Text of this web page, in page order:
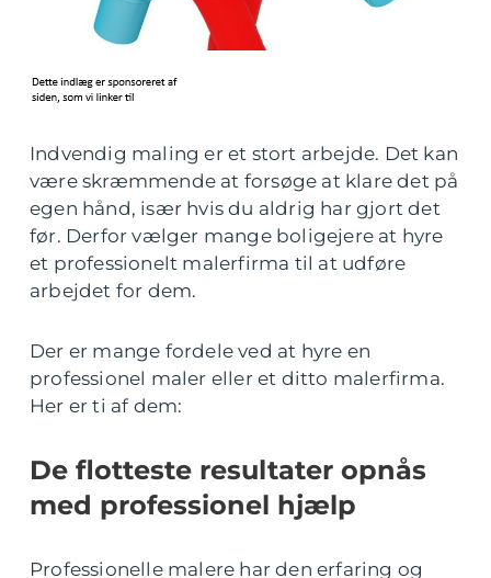
Indvendig maling er et stort arbejde. Det kan
være skræmmende at forsøge at klare det på
egen hånd, især hvis du aldrig har gjort det
før. Derfor vælger mange boligejere at hyre
et professionelt malerfirma til at udføre
arbejdet for dem.
Der er mange fordele ved at hyre en
professionel maler eller et ditto malerfirma.
Her er ti af dem:
De flotteste resultater opnås
med professionel hjælp
Professionelle malere har den erfaring og